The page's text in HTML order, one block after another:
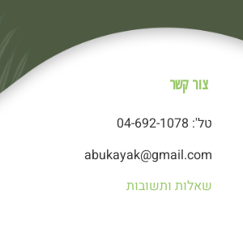
צור קשר
טל': 04-692-1078
abukayak@gmail.com
שאלות ותשובות